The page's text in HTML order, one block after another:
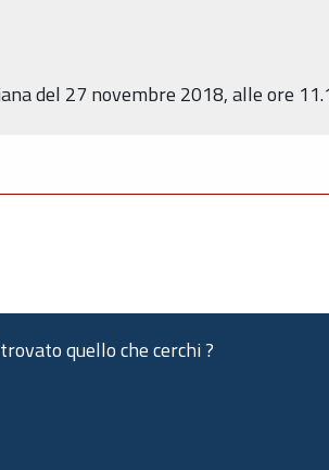
del 27 novembre 2018, alle ore
quello che cerchi ?